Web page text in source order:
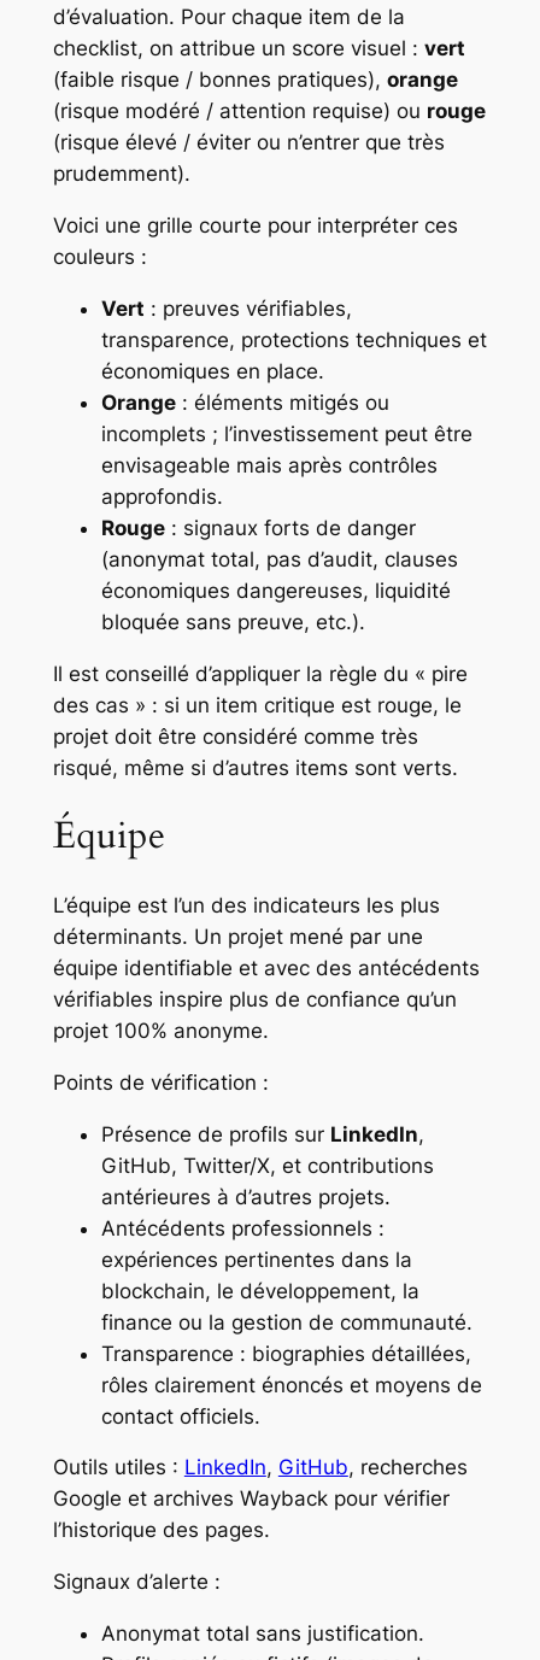
d’évaluation. Pour chaque item de la
checklist, on attribue un score visuel : vert
(faible risque / bonnes pratiques), orange
(risque modéré / attention requise) ou rouge
(risque élevé / éviter ou n’entrer que très
prudemment).
Voici une grille courte pour interpréter ces
couleurs :
Vert : preuves vérifiables,
transparence, protections techniques et
économiques en place.
Orange: éléments mitigés ou
incomplets ; l’investissement peut être
envisageable mais après contrôles
approfondis.
Rouge: signaux forts de danger
(anonymat total, pas d’audit, clauses
économiques dangereuses, liquidité
bloquée sans preuve, etc.).
Il est conseillé d’appliquer la règle du « pire
des cas » : si un item critique est rouge, le
projet doit être considéré comme très
risqué, même si d’autres items sont verts.
Équipe
L’équipe est l’un des indicateurs les plus
déterminants. Un projet mené par une
équipe identifiable et avec des antécédents
vérifiables inspire plus de confiance qu’un
projet 100% anonyme.
Points de vérification :
Présence de profils sur LinkedIn,
GitHub, Twitter/X, et contributions
antérieures à d’autres projets.
Antécédents professionnels :
expériences pertinentes dans la
blockchain, le développement, la
finance ou la gestion de communauté.
Transparence : biographies détaillées,
rôles clairement énoncés et moyens de
contact officiels.
Outils utiles : LinkedIn, GitHub, recherches
Google et archives Wayback pour vérifier
l’historique des pages.
Signaux d’alerte :
Anonymat total sans justification.